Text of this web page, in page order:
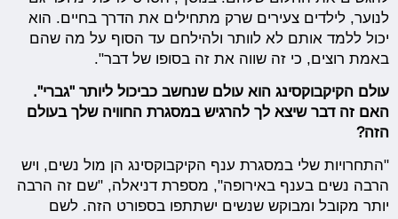
לנוער, לילדים צעירים שרק מתחילים את הדרך בחיים. הוא
יכול ללמד אותם לא לוותר ולהילחם עד הסוף על מה שהם
באמת רוצים, כי זה שווה את זה בסופו של דבר".
עולם הקיקבוקסינג הוא עולם שנחשב כביכול ליותר "גברי".
האם זה דבר שיצא לך להרגיש במסגרת החוויה שלך בעולם
הזה?
"התחרויות שלי במסגרת ענף הקיקבוקסינג הן מול נשים, ויש
הרבה נשים בענף באירופה", מספרת דניאלה, "שם זה הרבה
יותר מקובל ומבוקש שנשים ישתתפו בספורט הזה. לשם